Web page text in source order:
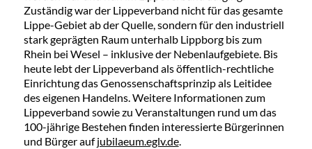
Zuständig war der Lippeverband nicht für das gesamte
Lippe-Gebiet ab der Quelle, sondern für den industriell
stark geprägten Raum unterhalb Lippborg bis zum
Rhein bei Wesel – inklusive der Nebenlaufgebiete. Bis
heute lebt der Lippeverband als öffentlich-rechtliche
Einrichtung das Genossenschaftsprinzip als Leitidee
des eigenen Handelns. Weitere Informationen zum
Lippeverband sowie zu Veranstaltungen rund um das
100-jährige Bestehen finden interessierte Bürgerinnen
und Bürger aufjubilaeum.eglv.de.